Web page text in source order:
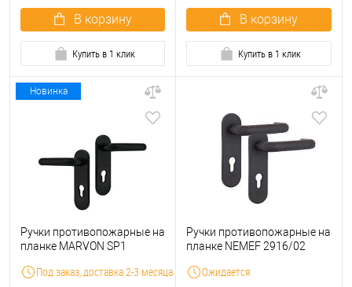
В корзину
Купить в 1 клик
В корзину
Купить в 1 клик
Новинка
Под заказ, доставка 2-3 месяца
Ручки противопожарные на
планке MARVON SP1
черный глянец
Ожидается
Ручки противопожарные на
планке NEMEF 2916/02